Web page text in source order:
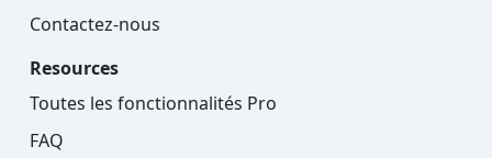
Contactez-nous
Resources
Toutes les fonctionnalités Pro
FAQ